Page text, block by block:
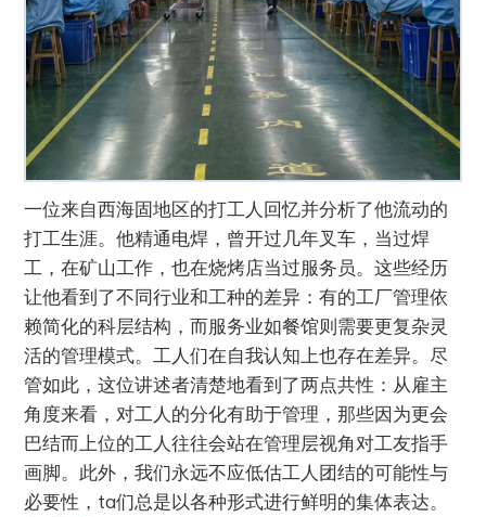
一位来自西海固地区的打工人回忆并分析了他流动的
打工生涯。他精通电焊，曾开过几年叉车，当过焊
工，在矿山工作，也在烧烤店当过服务员。这些经历
让他看到了不同行业和工种的差异：有的工厂管理依
赖简化的科层结构，而服务业如餐馆则需要更复杂灵
活的管理模式。工人们在自我认知上也存在差异。尽
管如此，这位讲述者清楚地看到了两点共性：从雇主
角度来看，对工人的分化有助于管理，那些因为更会
巴结而上位的工人往往会站在管理层视角对工友指手
画脚。此外，我们永远不应低估工人团结的可能性与
必要性，ta们总是以各种形式进行鲜明的集体表达。